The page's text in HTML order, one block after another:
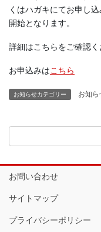
くはハガキにてお申し
開始となります。
詳細はこちらをご確認く
お申込みはこちら
お知らせカテゴリー お知ら
お問い合わせ
サイトマップ
プライバシーポリシー